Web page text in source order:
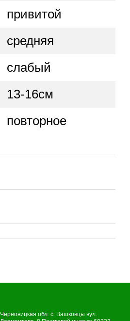
привитой
средняя
слабый
13-16см
повторное
Черновицкая обл. с. Вашковцы вул.